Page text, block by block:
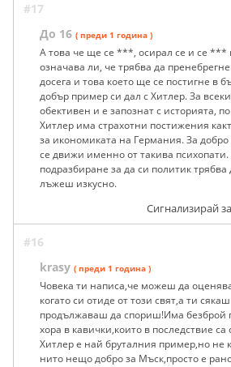
#17
До 16 ( преди 1 година )
А това че ще се ***, осирал се и се ***
означава ли, че трябва да
досега и това което ще се постигне в
добър пример си дал с Хитлер. За
обективен и е запознат с историята,
Хитлер има страхотни постижения
за икономиката на Германия. За
се движи именно от такива психопати.
подразбиране за да си политик трябва
лъжеш изкусно.
Сигнализирай
#16
krasy ( преди 1 година )
Човека ти написа,че можеш да
когато си отиде от този свят,а ти
продължаваш да спориш!Има безброй
хора в кавички,които в последствие са
Хитлер е най бруталния пример,но не
нито нещо добро за Мъск,просто е